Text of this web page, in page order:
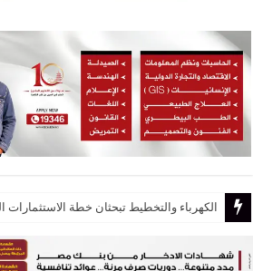
صيانة وإصلاح 30 كشاف إنارة بمركز ساحل سليم لرفع كفاءة الإضاءة وتعزيز السلامة المرورية